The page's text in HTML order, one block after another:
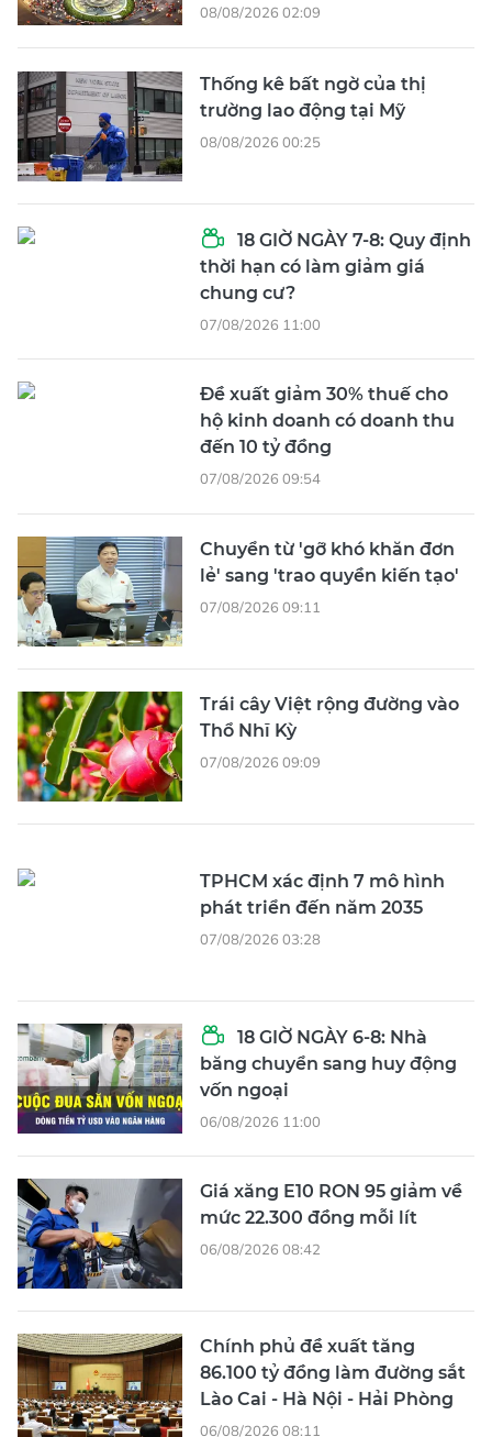
08/08/2026 02:09
Thống kê bất ngờ của thị
trường lao động tại Mỹ
08/08/2026 00:25
18 GIỜ NGÀY 7-8: Quy định
thời hạn có làm giảm giá
chung cư?
07/08/2026 11:00
Đề xuất giảm 30% thuế cho
hộ kinh doanh có doanh thu
đến 10 tỷ đồng
07/08/2026 09:54
Chuyển từ 'gỡ khó khăn đơn
lẻ' sang 'trao quyền kiến tạo'
07/08/2026 09:11
Trái cây Việt rộng đường vào
Thổ Nhĩ Kỳ
07/08/2026 09:09
TPHCM xác định 7 mô hình
phát triển đến năm 2035
07/08/2026 03:28
18 GIỜ NGÀY 6-8: Nhà
băng chuyển sang huy động
vốn ngoại
06/08/2026 11:00
Giá xăng E10 RON 95 giảm về
mức 22.300 đồng mỗi lít
06/08/2026 08:42
Chính phủ đề xuất tăng
86.100 tỷ đồng làm đường sắt
Lào Cai - Hà Nội - Hải Phòng
06/08/2026 08:11